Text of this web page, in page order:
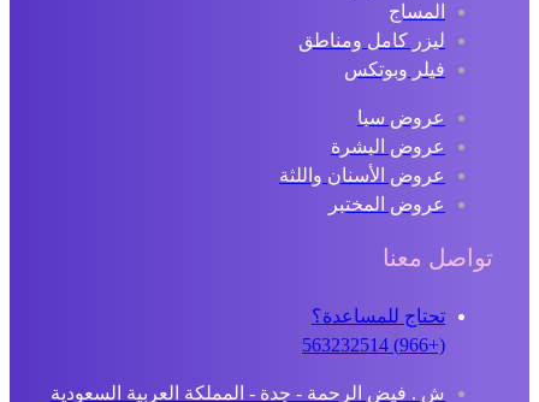
المساج
ليزر كامل ومناطق
فيلر وبوتكس
عروض سبا
عروض البشرة
عروض الأسنان واللثة
عروض المختبر
تواصل معنا
تحتاج للمساعدة؟
ش . فيض الرحمة - جدة - المملكة العربية السعودية